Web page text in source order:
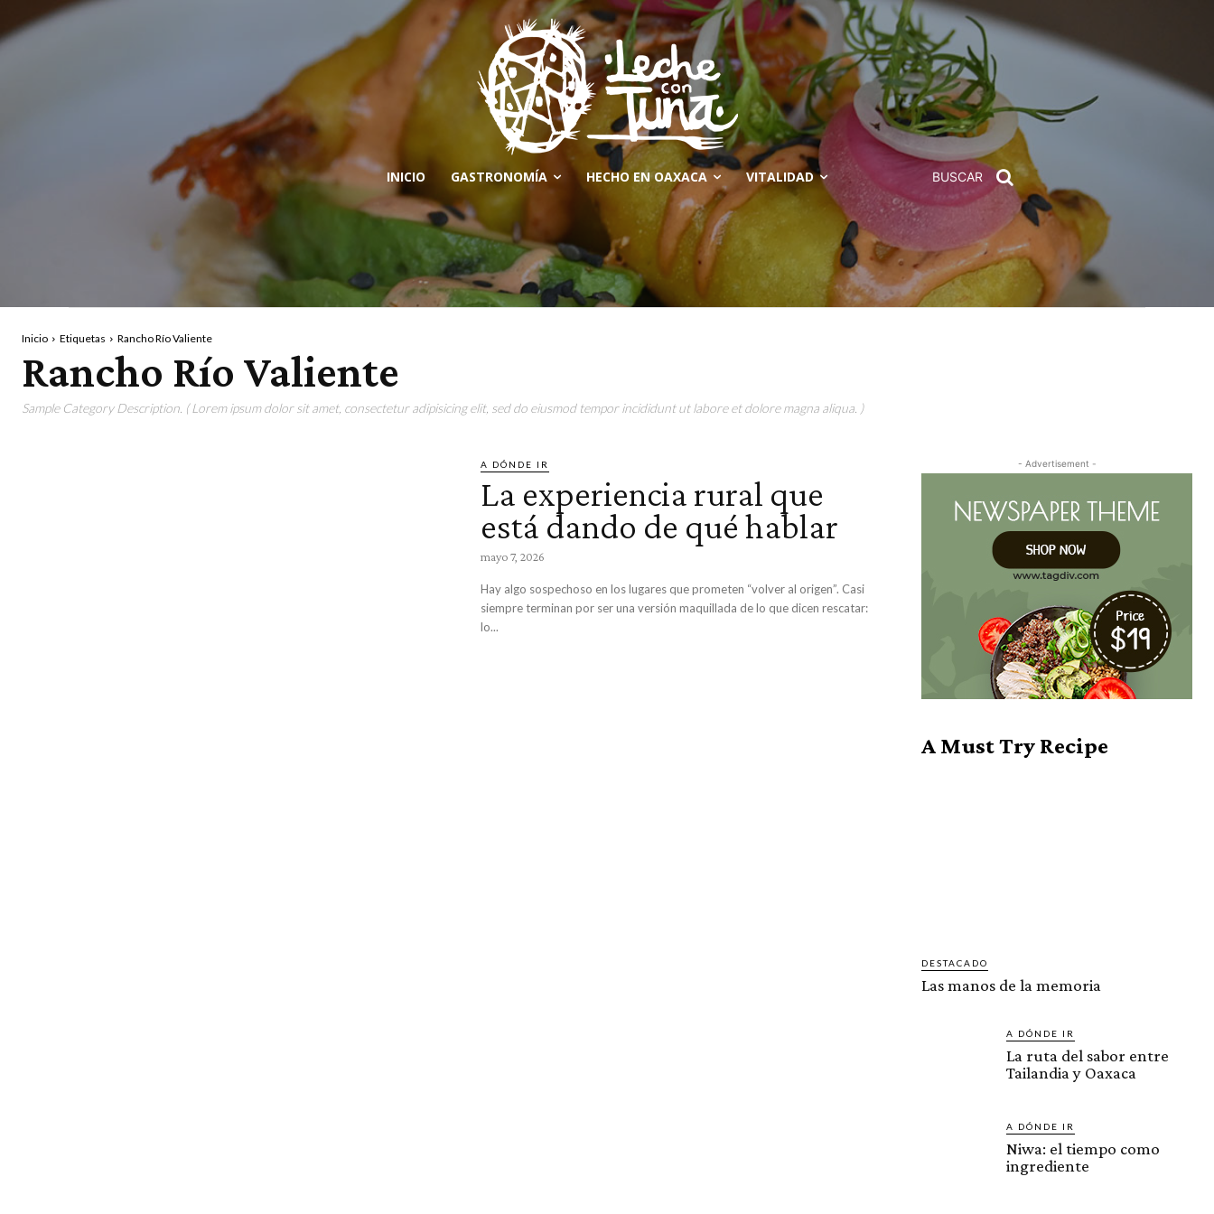
INICIO GASTRONOMÍA HECHO EN OAXACA VITALIDAD BUSCAR
Inicio Etiquetas Rancho Río Valiente
Rancho Río Valiente
Sample Category Description. ( Lorem ipsum dolor sit amet, consectetur adipisicing elit, sed do eiusmod tempor incididunt ut labore et dolore magna aliqua. )
A DÓNDE IR
La experiencia rural que
está dando de qué hablar
mayo 7, 2026
Hay algo sospechoso en los lugares que prometen “volver al origen”. Casi
siempre terminan por ser una versión maquillada de lo que dicen rescatar:
lo...
- Advertisement -
A Must Try Recipe
DESTACADO
Las manos de la memoria
A DÓNDE IR
La ruta del sabor entre
Tailandia y Oaxaca
A DÓNDE IR
Niwa: el tiempo como
ingrediente